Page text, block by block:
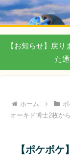
【お知らせ】戻
た
ホーム
オーキド博士2枚か
【ポケポ